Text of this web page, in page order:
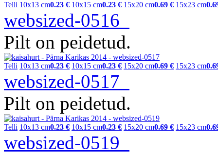
Telli 10x13 cm0.23 € 10x15 cm0.23 € 15x20 cm0.69 € 15x23 cm
websized-0516
Pilt on peidetud.
Telli 10x13 cm0.23 € 10x15 cm0.23 € 15x20 cm0.69 € 15x23 cm
websized-0517
Pilt on peidetud.
Telli 10x13 cm0.23 € 10x15 cm0.23 € 15x20 cm0.69 € 15x23 cm
websized-0519